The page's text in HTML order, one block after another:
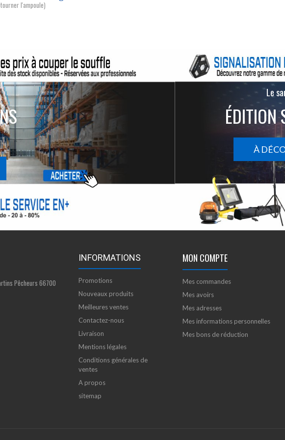
l'ampoule)
Le
ÉDITION
À
Pêcheurs 66700
INFORMATIONS
Promotions
Nouveaux produits
Meilleures ventes
Contactez-nous
Livraison
Mentions légales
Conditions générales de
ventes
A propos
sitemap
MON COMPTE
Mes commandes
Mes avoirs
Mes adresses
Mes informations personnelles
Mes bons de réduction